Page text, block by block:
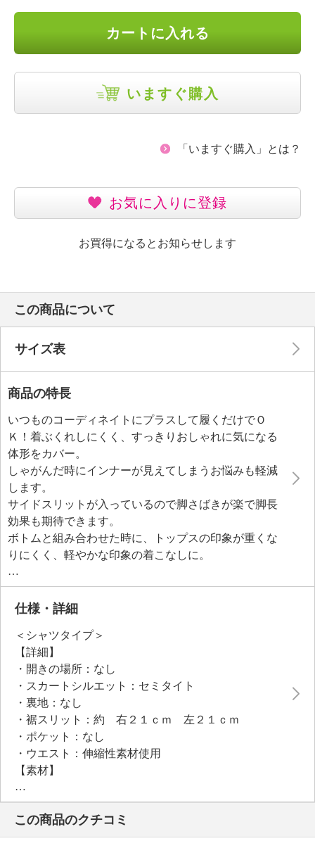
カートに入れる
いますぐ購入
「いますぐ購入」とは？
お気に入りに登録
お買得になるとお知らせします
この商品について
サイズ表
商品の特長
いつものコーディネイトにプラスして履くだけでＯ
Ｋ！着ぶくれしにくく、すっきりおしゃれに気になる
体形をカバー。
しゃがんだ時にインナーが見えてしまうお悩みも軽減
します。
サイドスリットが入っているので脚さばきが楽で脚長
効果も期待できます。
ボトムと組み合わせた時に、トップスの印象が重くな
りにくく、軽やかな印象の着こなしに。
※お洗濯の際は洗濯ネットをご使用ください。
＜ウエスト部分＞
吸水速乾生地を使用しているので、さらっと快適。
さをアレンジできます。
夏は汗取りに、冬は腹巻のように使えるので、年間を
通して活躍。
伸縮性もバツグンです。
なめらかな生地で肌触りも良く、口ゴムは入っていな
いので、口ゴムのあたりが気になる方にもおすすめ。
仕様・詳細
＜シャツタイプ＞
【詳細】
・開きの場所：なし
・スカートシルエット：セミタイト
・裏地：なし
・裾スリット：約 右２１ｃｍ 左２１ｃｍ
・ポケット：なし
・ウエスト：伸縮性素材使用
【素材】
・ウエスト部：ナイロン８５％、ポリウレタン１５％
・ヒップ部：（ホワイト）ポリエステル５５％、綿４
５％
（シャツグレー）綿５５％、ポリエステ
この商品のクチコミ